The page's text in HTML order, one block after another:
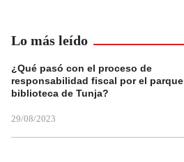
Lo más leído
¿Qué pasó con el proceso de
responsabilidad fiscal por el parque
biblioteca de Tunja?
29/08/2023